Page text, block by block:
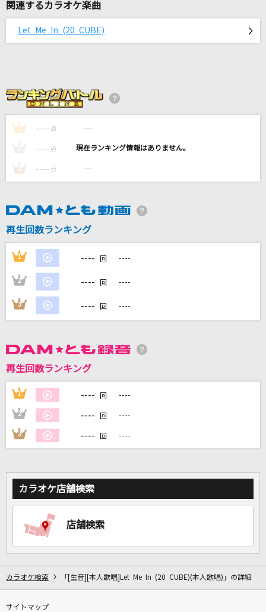
最後の放課後
New Era
[生音]ズッコケ男道
[生音]奇跡の地球
桑田佳祐&Mr.Children
キセキ
もっと見る
DAMの新曲・ランキングなど
カラオケ最新情報をチェック！
DAMに会員登録・ログインして
家族や友達と一緒に！練習にも！
関連するカラオケ楽曲
Let Me In (20 CUBE)
1 ---- 点 ----
---- 点 ----
3 ---- 点 ----
再生回数ランキング
1 ---- 回 ----
2 ---- 回 ----
3 ---- 回 ----
再生回数ランキング
1 ---- 回 ----
2 ---- 回 ----
3 ---- 回 ----
カラオケ店舗検索
店舗検索
カラオケ検索 「[生音][本人歌唱]Let Me In (20 CUBE)(本人歌唱)」の詳細
サイトマップ